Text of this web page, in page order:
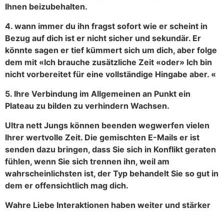
Ihnen beizubehalten.
4. wann immer du ihn fragst sofort wie er scheint in
Bezug auf dich ist er nicht sicher und sekundär. Er
könnte sagen er tief kümmert sich um dich, aber folge
dem mit «Ich brauche zusätzliche Zeit «oder» Ich bin
nicht vorbereitet für eine vollständige Hingabe aber. «
5. Ihre Verbindung im Allgemeinen an Punkt ein
Plateau zu bilden zu verhindern Wachsen.
Ultra nett Jungs können beenden wegwerfen vielen
Ihrer wertvolle Zeit. Die gemischten E-Mails er ist
senden dazu bringen, dass Sie sich in Konflikt geraten
fühlen, wenn Sie sich trennen ihn, weil am
wahrscheinlichsten ist, der Typ behandelt Sie so gut in
dem er offensichtlich mag dich.
Wahre Liebe Interaktionen haben weiter und stärker